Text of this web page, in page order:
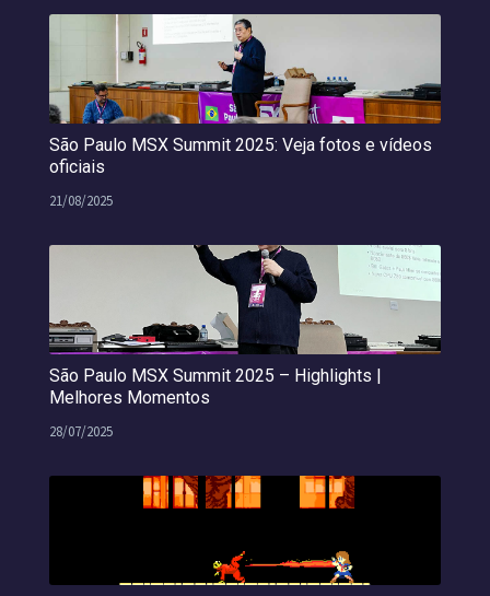
São Paulo MSX Summit 2025: Veja fotos e vídeos
oficiais
21/08/2025
São Paulo MSX Summit 2025 – Highlights |
Melhores Momentos
28/07/2025